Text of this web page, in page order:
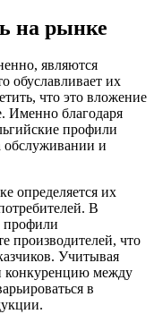
на рынке
являются
обуславливает их
что это вложение
Именно благодаря
профили
обслуживании и
определяется их
В
профили
производителей, что
Учитывая
конкуренцию между
в